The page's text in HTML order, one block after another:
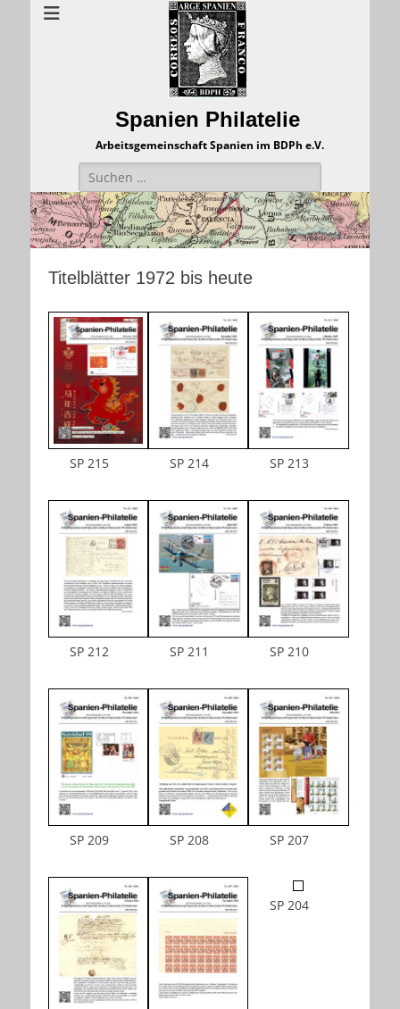
Spanien Philatelie
Arbeitsgemeinschaft Spanien im BDPh e.V.
Suchen
nach:
Titelblätter 1972 bis heute
SP 215 SP 214 SP 213
SP 212 SP 211 SP 210
SP 209 SP 208 SP 207
SP 204